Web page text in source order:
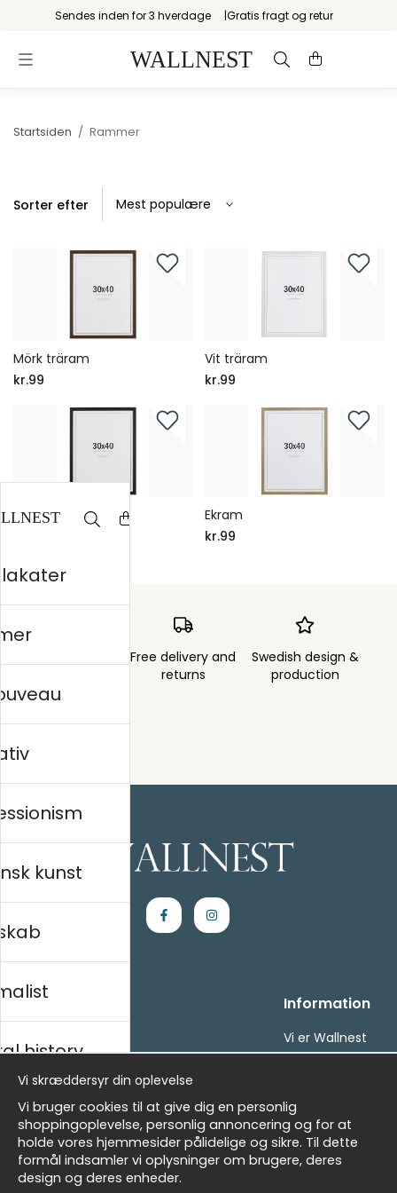
Sendes inden for 3 hverdage Gratis fragt og retur
Startsiden / Rammer
Sorter efter
Mörk träram
kr.99
Vit träram
kr.99
Svart träram
Ekram
kr.99
Free delivery and
returns
Swedish design &
production
Handle ind
Villkor
- Returer och återbetalningar
Om cookies
Mine favoritter
Information
Vi er Wallnest
FAQ
Nyhedsbrev
kunst
history
Vi skræddersyr din oplevelse
Vi bruger cookies til at give dig en personlig
shoppingoplevelse, personlig annoncering og for at
holde vores hjemmesider pålidelige og sikre. Til dette
formål indsamler vi oplysninger om brugere, deres
design og deres enheder.